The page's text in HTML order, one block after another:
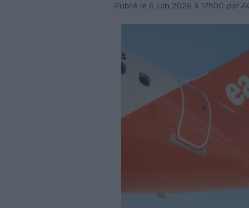
Publié le 6 juin 2026 à 17h00 par